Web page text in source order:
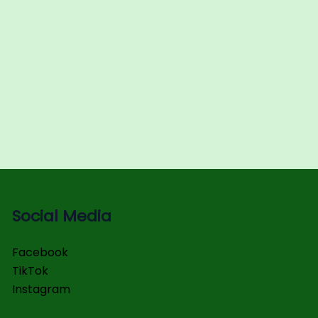
Social Media
Facebook
TikTok
Instagram